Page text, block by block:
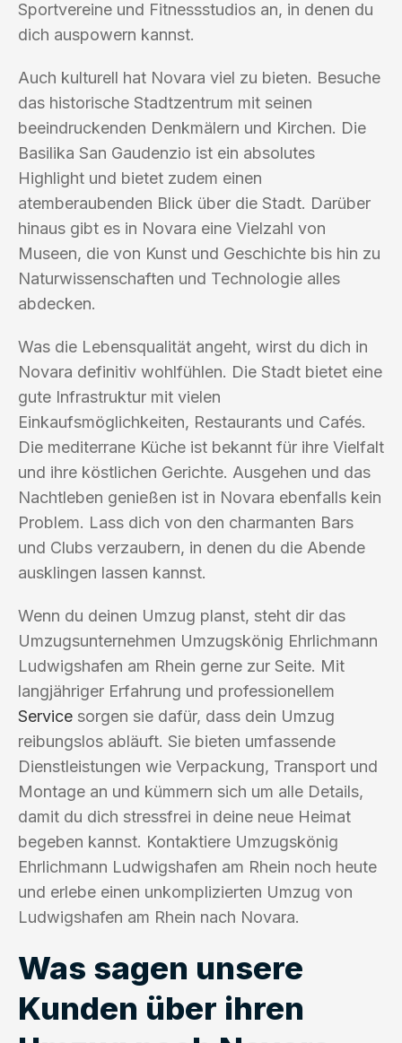
Sportvereine und Fitnessstudios an, in denen du
dich auspowern kannst.
Auch kulturell hat Novara viel zu bieten. Besuche
das historische Stadtzentrum mit seinen
beeindruckenden Denkmälern und Kirchen. Die
Basilika San Gaudenzio ist ein absolutes
Highlight und bietet zudem einen
atemberaubenden Blick über die Stadt. Darüber
hinaus gibt es in Novara eine Vielzahl von
Museen, die von Kunst und Geschichte bis hin zu
Naturwissenschaften und Technologie alles
abdecken.
Was die Lebensqualität angeht, wirst du dich in
Novara definitiv wohlfühlen. Die Stadt bietet eine
gute Infrastruktur mit vielen
Einkaufsmöglichkeiten, Restaurants und Cafés.
Die mediterrane Küche ist bekannt für ihre Vielfalt
und ihre köstlichen Gerichte. Ausgehen und das
Nachtleben genießen ist in Novara ebenfalls kein
Problem. Lass dich von den charmanten Bars
und Clubs verzaubern, in denen du die Abende
ausklingen lassen kannst.
Wenn du deinen Umzug planst, steht dir das
Umzugsunternehmen Umzugskönig Ehrlichmann
Ludwigshafen am Rhein gerne zur Seite. Mit
langjähriger Erfahrung und professionellem
Service sorgen sie dafür, dass dein Umzug
reibungslos abläuft. Sie bieten umfassende
Dienstleistungen wie Verpackung, Transport und
Montage an und kümmern sich um alle Details,
damit du dich stressfrei in deine neue Heimat
begeben kannst. Kontaktiere Umzugskönig
Ehrlichmann Ludwigshafen am Rhein noch heute
und erlebe einen unkomplizierten Umzug von
Ludwigshafen am Rhein nach Novara.
Was sagen unsere
Kunden über ihren